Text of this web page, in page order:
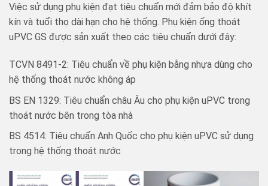
Việc sử dụng phụ kiện đạt tiêu chuẩn mới đảm bảo độ khít
kín và tuổi thọ dài hạn cho hệ thống. Phụ kiện ống thoát
uPVC GS được sản xuất theo các tiêu chuẩn dưới đây:
TCVN 8491-2: Tiêu chuẩn về phụ kiện bằng nhựa dùng cho
hệ thống thoát nước không áp
BS EN 1329: Tiêu chuẩn châu Âu cho phụ kiện uPVC trong
thoát nước bên trong tòa nhà
BS 4514: Tiêu chuẩn Anh Quốc cho phụ kiện uPVC sử dụng
trong hệ thống thoát nước